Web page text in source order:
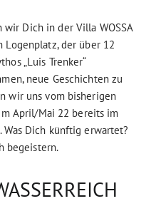
Dich in der Villa WOSSA
der über 12
„Luis Trenker“
neue Geschichten zu
wir uns vom bisherigen
April/Mai 22 bereits im
Dich künftig erwartet?
begeistern.